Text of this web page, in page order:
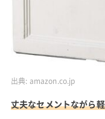
出典: amazon.co.jp
丈夫なセメントながら